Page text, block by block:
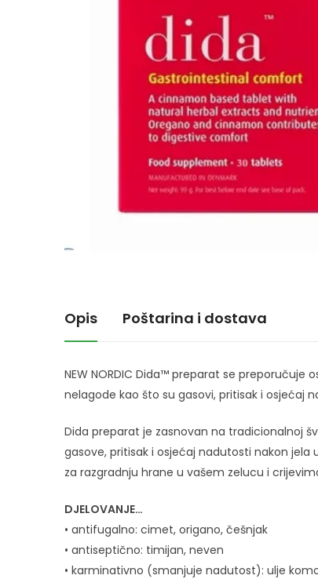
Opis Poštarina i dostava
NEW NORDIC Dida™ preparat se
nelagode kao što su gasovi, pritisak i osjećaj
Dida preparat je zasnovan na tradicionalnoj
gasove, pritisak i osjećaj nadutosti nakon
za razgradnju hrane u vašem zelucu i
DJELOVANJE…
• antifugalno: cimet, origano, češnjak
• antiseptično: timijan, neven
• karminativno (smanjuje nadutost): ulje